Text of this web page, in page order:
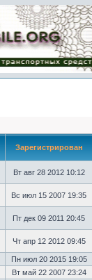
Зарегистрирован
Вт авг 28 2012 10:12
Вс июл 15 2007 19:35
Пт дек 09 2011 20:45
Чт апр 12 2012 09:45
Пн июл 20 2015 19:05
Вт май 22 2007 23:24